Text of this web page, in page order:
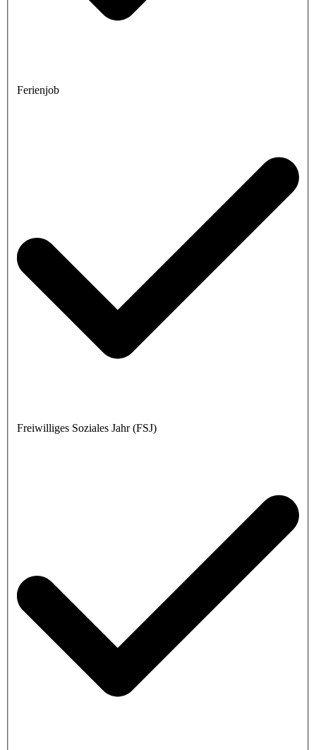
Ferienjob
Freiwilliges Soziales Jahr (FSJ)